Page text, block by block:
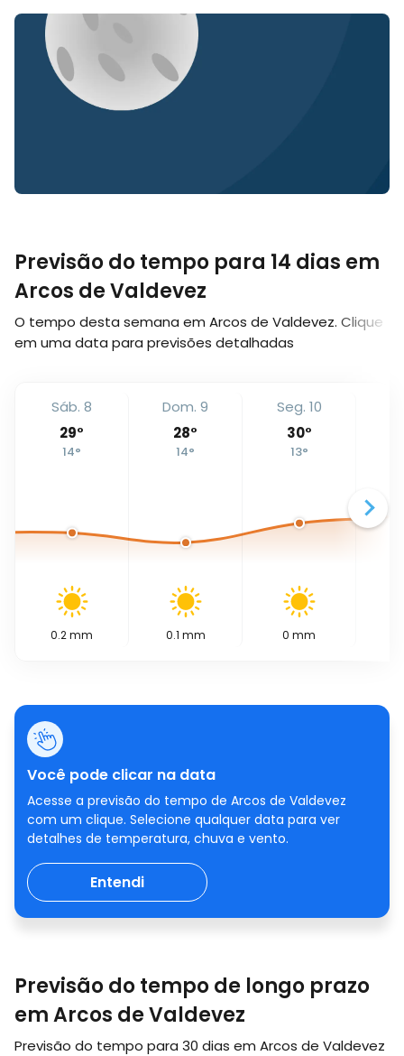
Previsão do tempo para 14 dias em
Arcos de Valdevez
O tempo desta semana em Arcos de Valdevez. Clique
em uma data para previsões detalhadas
Sáb. 8
29°
14°
0.2mm
Dom. 9
28°
14°
0.1 mm
Seg. 10
30°
13°
0 mm
Você pode clicar na data
Acesse a previsão do tempo de Arcos de Valdevez
com um clique. Selecione qualquer data para ver
detalhes de temperatura, chuva e vento.
Entendi
Previsão do tempo de longo prazo
em Arcos de Valdevez
Previsão do tempo para 30 dias em Arcos de Valdevez